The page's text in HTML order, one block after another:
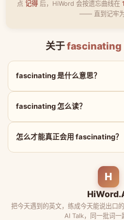
点 记得后，HiWord 会按遗忘曲线在
—— 直到记牢为
关于fascinating
fascinating 是什么意思？
fascinating 怎么读？
怎么才能真正会用 fascinating？
H
把今天遇到的英文，练成今天能说出口
AI Talk，同一批词一